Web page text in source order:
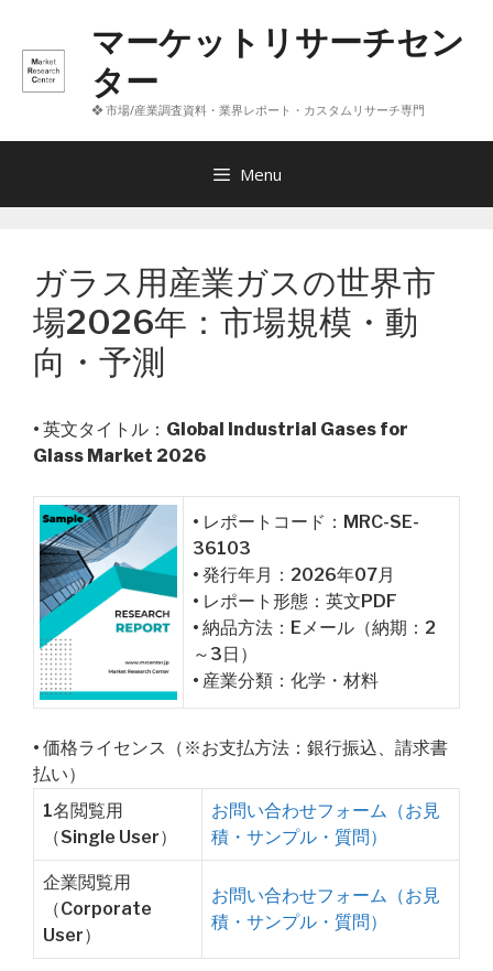
へ
マーケットリサーチセン
ター
❖ 市場/産業調査資料・業界レポート・カスタムリサーチ専門
Menu
ガラス用産業ガスの世界市
場2026年：市場規模・動
向・予測
• 英文タイトル： Global Industrial Gases for
Glass Market 2026
• レポートコード：MRC-SE-
36103
• 発行年月：2026年07月
• レポート形態：英文PDF
• 納品方法：Eメール（納期：2
～3日）
• 産業分類：化学・材料
• 価格ライセンス（※お支払方法：銀行振込、請求書
払い）
1名閲覧用
（Single User）
お問い合わせフォーム（お見
積・サンプル・質問）
企業閲覧用
（Corporate
User）
お問い合わせフォーム（お見
積・サンプル・質問）